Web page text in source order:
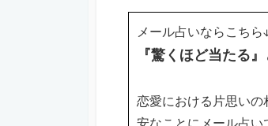
メール占いならこちら
『驚くほど当たる
恋愛における片思い
安なことにメール占い